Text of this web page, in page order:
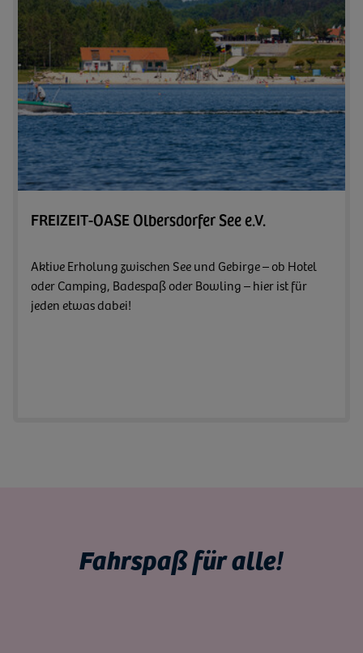
Zum
FREIZEIT-OASE Olbersdorfer See e.V.
Aktive Erholung zwischen See und Gebirge – ob Hotel
oder Camping, Badespaß oder Bowling – hier ist für
jeden etwas dabei!
Fahrspaß für alle!